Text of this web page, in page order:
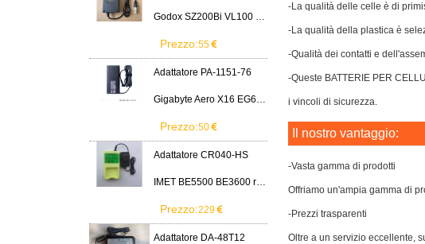
-La qualità delle celle è di
-La qualità della plastica è
-Qualità dei contatti e
-Queste BATTERIE PER
i vincoli di sicurezza.
Il nostro vantaggio:
-Vasta gamma di prodotti
Offriamo un'ampia gamma di
-Prezzi trasparenti
Oltre a un servizio eccellente,
Godox SZ200Bi VL100 VL200 VL300 LED Light
Prezzo:55
Adattatore PA-1151-76
Gigabyte Aero X16 EG61H RTX 5070 2WHA3USC64AH LITEON PA-1151-76 150W adapter
Prezzo:50
Adattatore CR040-HS
IMET BE5500 BE3600 remote control battery
Prezzo:229
Adattatore DA-48T12